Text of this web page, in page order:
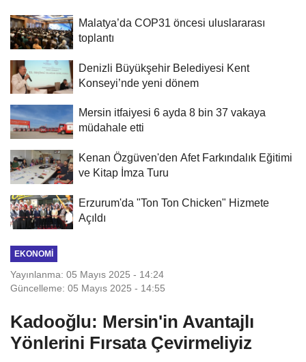
Malatya’da COP31 öncesi uluslararası
toplantı
Denizli Büyükşehir Belediyesi Kent
Konseyi’nde yeni dönem
Mersin itfaiyesi 6 ayda 8 bin 37 vakaya
müdahale etti
Kenan Özgüven'den Afet Farkındalık Eğitimi
ve Kitap İmza Turu
Erzurum'da "Ton Ton Chicken" Hizmete
Açıldı
EKONOMI
Yayınlanma: 05 Mayıs 2025 - 14:24
Güncelleme: 05 Mayıs 2025 - 14:55
Kadooğlu: Mersin'in Avantajlı
Yönlerini Fırsata Çevirmeliyiz